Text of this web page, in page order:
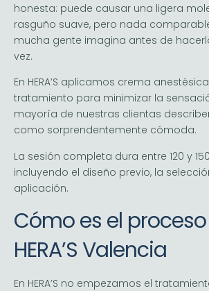
honesta: puede causar una ligera
rasguño suave, pero nada
mucha gente imagina antes de
vez.
En HERA’S aplicamos crema
tratamiento para minimizar la
mayoría de nuestras clientas
como sorprendentemente cómoda.
La sesión completa dura entre 120 y
incluyendo el diseño previo, la
aplicación.
Cómo es el
HERA’S Valencia
En HERA’S no empezamos el